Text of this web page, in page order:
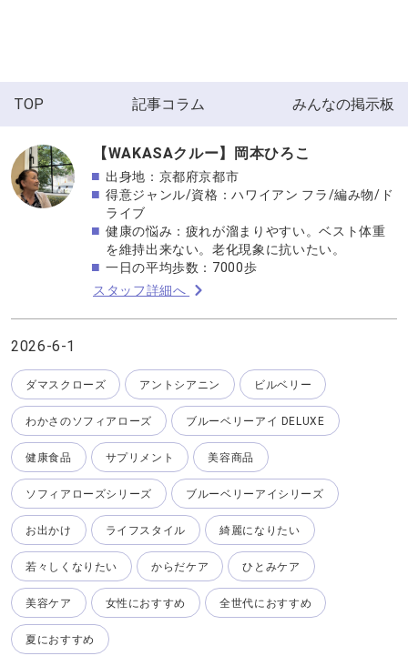
TOP 記事コラム みんなの掲示板
【WAKASAクルー】岡本ひろこ
出身地：京都府京都市
得意ジャンル/資格：ハワイアン フラ/編み物/ド
ライブ
健康の悩み：疲れが溜まりやすい。ベスト体重
を維持出来ない。老化現象に抗いたい。
一日の平均歩数：7000歩
スタッフ詳細へ
2026-6-1
ダマスクローズ アントシアニン ビルベリー
わかさのソフィアローズ ブルーベリーアイ DELUXE
健康食品 サプリメント 美容商品
ソフィアローズシリーズ ブルーベリーアイシリーズ
お出かけ ライフスタイル 綺麗になりたい
若々しくなりたい からだケア ひとみケア
美容ケア 女性におすすめ 全世代におすすめ
夏におすすめ